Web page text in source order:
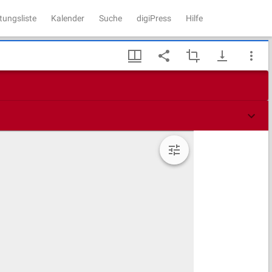
Kalender Suche digiPress Hilfe